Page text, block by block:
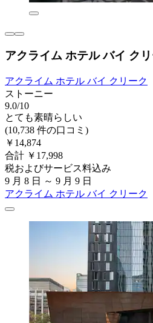
アクライム ホテル バイ ク
アクライム ホテル バイ クリーク
ストーニー
9.0/10
とても素晴らしい
(10,738 件の口コミ)
￥14,874
合計 ￥17,998
税およびサービス料込み
9 月 8 日 ～ 9 月 9 日
アクライム ホテル バイ クリーク